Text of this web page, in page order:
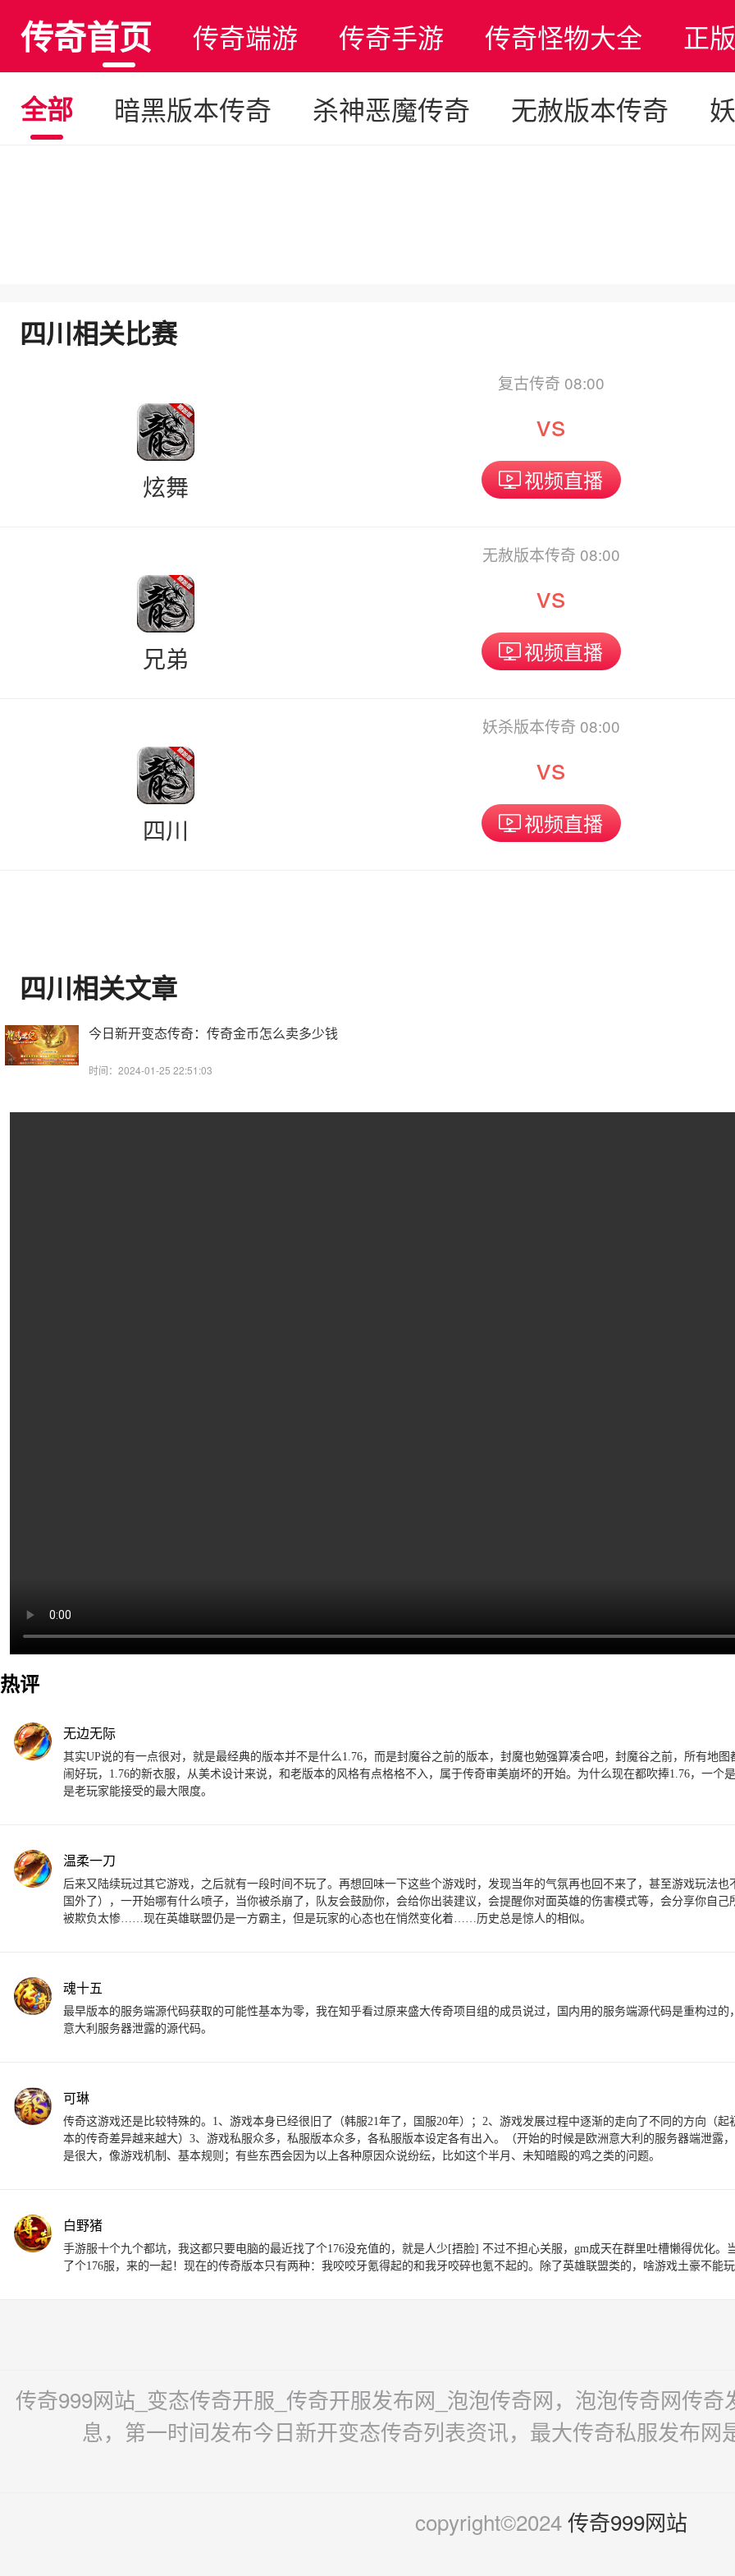
传奇首页 传奇端游 传奇手游 传奇怪物大全
正
全部
暗黑版本传奇 杀神恶魔传奇 无赦版本传奇
四川相关比赛
炫舞
复古传奇 08:00
vs
视频直播
兄弟
无赦版本传奇 08:00
vs
视频直播
四川
妖杀版本传奇 08:00
vs
视频直播
四川相关文章
今日新开变态传奇：传奇金币怎么卖多少钱
时间：2024-01-25 22:51:03
热评
无边无际
其实UP说的有一点很对，就是最经典的版本并不是什么1.76，而是封魔谷之前的版本，封魔也勉强算凑合吧，封魔谷之前，所有地
闹好玩，1.76的新衣服，从美术设计来说，和老版本的风格有点格格不入，属于传奇审美崩坏的开始。为什么现在都吹捧1.76，一个
是老玩家能接受的最大限度。
温柔一刀
后来又陆续玩过其它游戏，之后就有一段时间不玩了。再想回味一下这些个游戏时，发现当年的气氛再也回不来了，甚至游戏玩法
国外了），一开始哪有什么喷子，当你被杀崩了，队友会鼓励你，会给你出装建议，会提醒你对面英雄的伤害模式等，会分享你自
被欺负太惨……现在英雄联盟仍是一方霸主，但是玩家的心态也在悄然变化着……历史总是惊人的相似。
魂十五
最早版本的服务端源代码获取的可能性基本为零，我在知乎看过原来盛大传奇项目组的成员说过，国内用的服务端源代码是重构过
意大利服务器泄露的源代码。
可琳
传奇这游戏还是比较特殊的。1、游戏本身已经很旧了（韩服21年了，国服20年）；2、游戏发展过程中逐渐的走向了不同的方向（
本的传奇差异越来越大）3、游戏私服众多，私服版本众多，各私服版本设定各有出入。（开始的时候是欧洲意大利的服务器端泄露
是很大，像游戏机制、基本规则；有些东西会因为以上各种原因众说纷纭，比如这个半月、未知暗殿的鸡之类的问题。
白野猪
手游服十个九个都坑，我这都只要电脑的最近找了个176没充值的，就是人少[捂脸] 不过不担心关服，gm成天在群里吐槽懒得优化
了个176服，来的一起！现在的传奇版本只有两种：我咬咬牙氪得起的和我牙咬碎也氪不起的。除了英雄联盟类的，啥游戏土豪不能
传奇999网站_变态传奇开服_传奇开服发布网_泡泡传奇网，泡泡传奇网传
息，第一时间发布今日新开变态传奇列表资讯，最大传奇私服发布
copyright©2024传奇999网站